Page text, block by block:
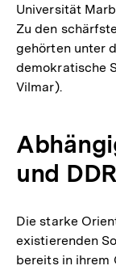
Universität
Zu den
gehörten unter
demokratische
Vilmar).
und DDR
Die starke
existierenden
bereits in ihrem